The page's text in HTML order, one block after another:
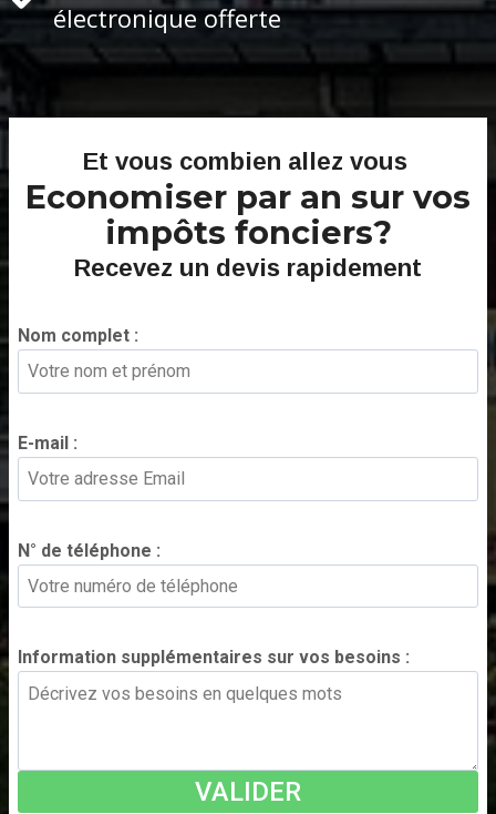
électronique offerte
Et vous combien allez vous
Economiser par an sur vos
impôts fonciers?
Recevez un devis rapidement
Nom complet :
E-mail :
N° de téléphone :
Information supplémentaires sur vos besoins :
VALIDER